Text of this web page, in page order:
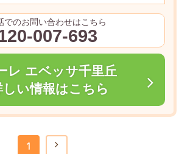
でのお問い合わせはこちら
007-693
レ エベッサ千里丘
しい情報はこちら
1